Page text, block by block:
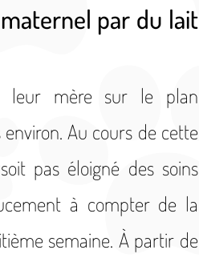
par du lait
leur mère sur le plan
Au cours de cette
pas éloigné des soins
à compter de la
semaine. À partir de